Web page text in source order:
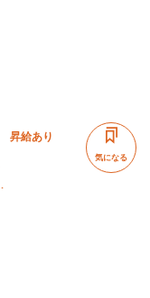
昇給あり
気になる